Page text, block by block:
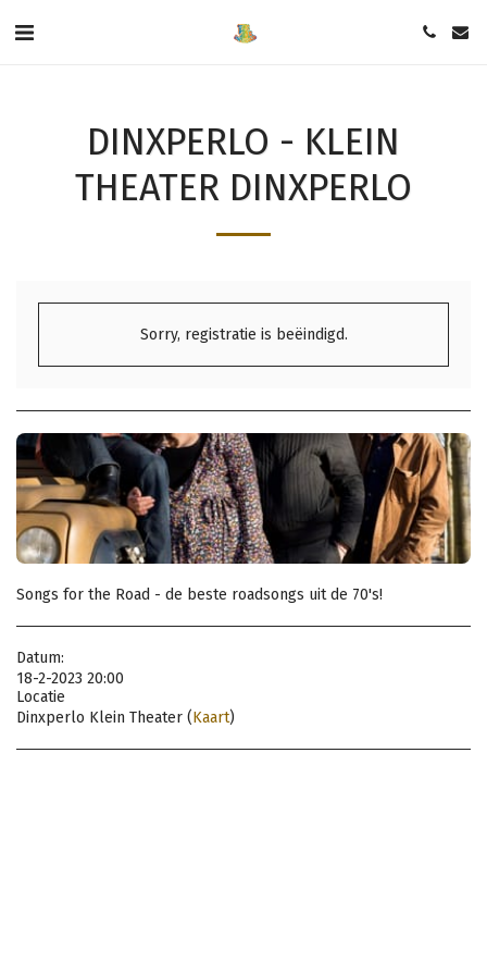
DINXPERLO - KLEIN
THEATER DINXPERLO
Sorry, registratie is beëindigd.
Songs for the Road - de beste roadsongs uit de 70's!
Datum:
18-2-2023 20:00
Locatie
Dinxperlo Klein Theater (Kaart)